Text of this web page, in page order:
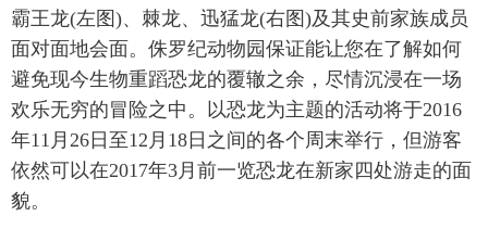
富媒体 摄影 新华广播
新华电视中文 新华电视英文 返回PC
霸王龙(左图)、棘龙、迅猛龙(右图)及其史前家族成员
面对面地会面。侏罗纪动物园保证能让您在了解如何
避免现今生物重蹈恐龙的覆辙之余，尽情沉浸在一场
欢乐无穷的冒险之中。以恐龙为主题的活动将于2016
年11月26日至12月18日之间的各个周末举行，但游客
依然可以在2017年3月前一览恐龙在新家四处游走的面
貌。